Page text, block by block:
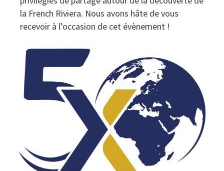
la French Riviera. Nous avons hâte de vous
recevoir à l’occasion de cet évènement !